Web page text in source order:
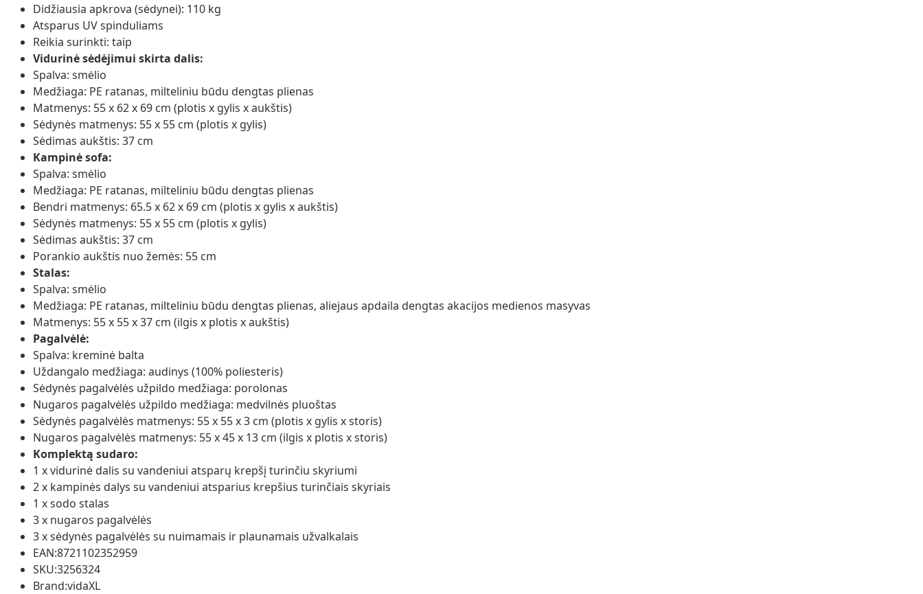
Didžiausia apkrova (sėdynei): 110 kg
Atsparus UV spinduliams
Reikia surinkti: taip
Vidurinė sėdėjimui skirta dalis:
Spalva: smėlio
Medžiaga: PE ratanas, milteliniu būdu dengtas plienas
Matmenys: 55 x 62 x 69 cm (plotis x gylis x aukštis)
Sėdynės matmenys: 55 x 55 cm (plotis x gylis)
Sėdimas aukštis: 37 cm
Kampinė sofa:
Spalva: smėlio
Medžiaga: PE ratanas, milteliniu būdu dengtas plienas
Bendri matmenys: 65.5 x 62 x 69 cm (plotis x gylis x aukštis)
Sėdynės matmenys: 55 x 55 cm (plotis x gylis)
Sėdimas aukštis: 37 cm
Porankio aukštis nuo žemės: 55 cm
Stalas:
Spalva: smėlio
Medžiaga: PE ratanas, milteliniu būdu dengtas plienas, aliejaus apdaila dengtas akacijos medienos masyvas
Matmenys: 55 x 55 x 37 cm (ilgis x plotis x aukštis)
Pagalvėlė:
Spalva: kreminė balta
Uždangalo medžiaga: audinys (100% poliesteris)
Sėdynės pagalvėlės užpildo medžiaga: porolonas
Nugaros pagalvėlės užpildo medžiaga: medvilnės pluoštas
Sėdynės pagalvėlės matmenys: 55 x 55 x 3 cm (plotis x gylis x storis)
Nugaros pagalvėlės matmenys: 55 x 45 x 13 cm (ilgis x plotis x storis)
Komplektą sudaro:
1 x vidurinė dalis su vandeniui atsparų krepšį turinčiu skyriumi
2 x kampinės dalys su vandeniui atsparius krepšius turinčiais skyriais
1 x sodo stalas
3 x nugaros pagalvėlės
3 x sėdynės pagalvėlės su nuimamais ir plaunamais užvalkalais
EAN:8721102352959
SKU:3256324
Brand:vidaXL